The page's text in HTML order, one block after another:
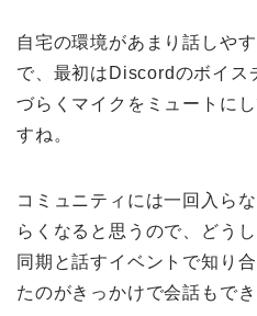
自宅の環境があまり話しや
で、最初はDiscordのボイス
づらくマイクをミュートに
すね。
コミュニティには一回入ら
らくなると思うので、どう
同期と話すイベントで知り
たのがきっかけで会話もで